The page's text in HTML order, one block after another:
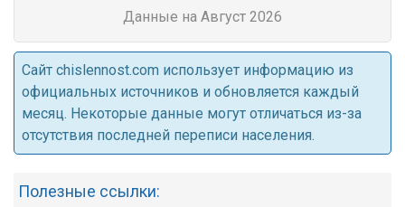
Данные на Август 2026
Cайт chislennost.com использует информацию из
официальных источников и обновляется каждый
месяц. Некоторые данные могут отличаться из-за
отсутствия последней переписи населения.
Полезные ссылки: